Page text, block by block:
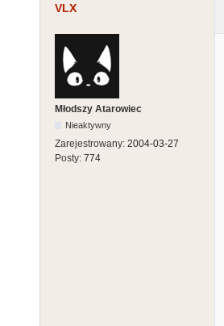
VLX
Młodszy Atarowiec
Nieaktywny
Zarejestrowany: 2004-03-27
Posty: 774